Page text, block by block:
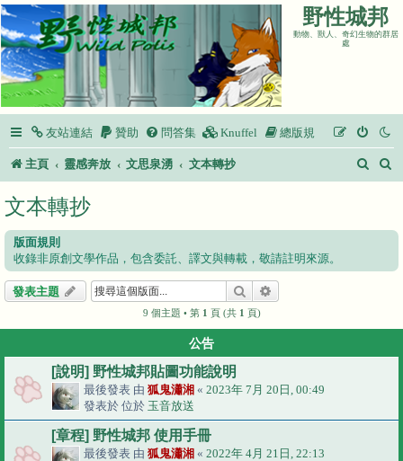
野性城邦
動物、獸人、奇幻生物的群居
處
友站連結 贊助 問答集 Knuffel 總版規
主頁 靈感奔放 文思泉湧 文本轉抄
搜
文本轉抄
版面規則
收錄非原創文學作品，包含委託、譯文與轉載，敬請註明來源。
發表主題 搜尋
9 個主題 • 第 1 頁 (共 1 頁)
公告
[說明] 野性城邦貼圖功能說明
最後發表 由 狐鬼瀟湘 « 2023年 7月 20日, 00:49
發表於 位於 玉音放送
[章程] 野性城邦 使用手冊
最後發表 由 狐鬼瀟湘 « 2022年 4月 21日, 22:13